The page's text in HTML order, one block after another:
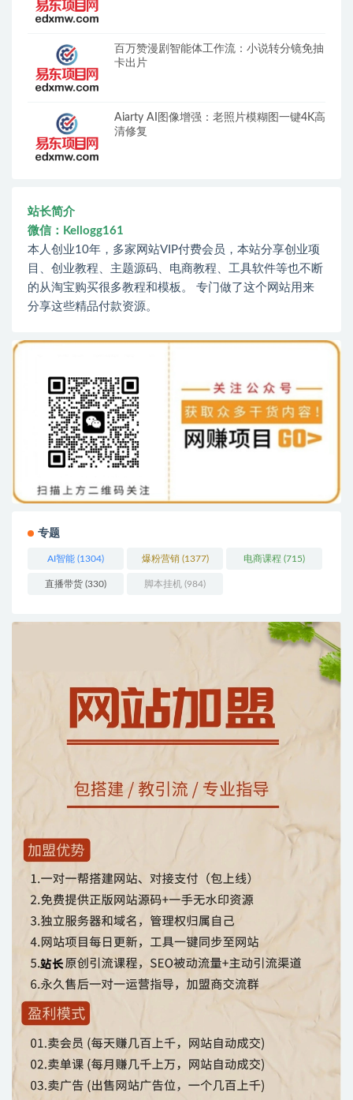
百万赞漫剧智能体工作流：小说转分镜免抽
卡出片
Aiarty AI图像增强：老照片模糊图一键4K高
清修复
站长简介
微信：Kellogg161
本人创业10年，多家网站VIP付费会员，本站分享创业项
目、创业教程、主题源码、电商教程、工具软件等也不断
的从淘宝购买很多教程和模板。 专门做了这个网站用来
分享这些精品付款资源。
专题
AI智能 (1304) 爆粉营销(1377) 电商课程 (715)
直播带货 (330) 脚本挂机 (984)